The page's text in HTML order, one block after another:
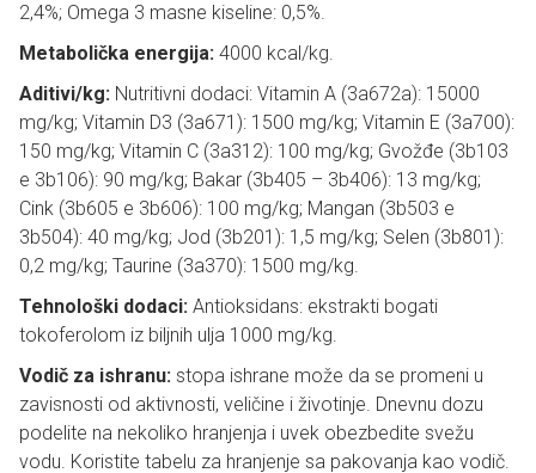
2,4%; Omega 3 masne kiseline: 0,5%.
Metabolička energija: 4000 kcal/kg.
Aditivi/kg: Nutritivni dodaci: Vitamin A (3a672a): 15000
mg/kg; Vitamin D3 (3a671): 1500 mg/kg; Vitamin E (3a700):
150 mg/kg; Vitamin C (3a312): 100 mg/kg; Gvožđe (3b103
e 3b106): 90 mg/kg; Bakar (3b405 – 3b406): 13 mg/kg;
Cink (3b605 e 3b606): 100 mg/kg; Mangan (3b503 e
3b504): 40 mg/kg; Jod (3b201): 1,5 mg/kg; Selen (3b801):
0,2 mg/kg; Taurine (3a370): 1500 mg/kg.
Tehnološki dodaci: Antioksidans: ekstrakti bogati
tokoferolom iz biljnih ulja 1000 mg/kg.
Vodič za ishranu: stopa ishrane može da se promeni u
zavisnosti od aktivnosti, veličine i životinje. Dnevnu dozu
podelite na nekoliko hranjenja i uvek obezbedite svežu
vodu. Koristite tabelu za hranjenje sa pakovanja kao vodič.